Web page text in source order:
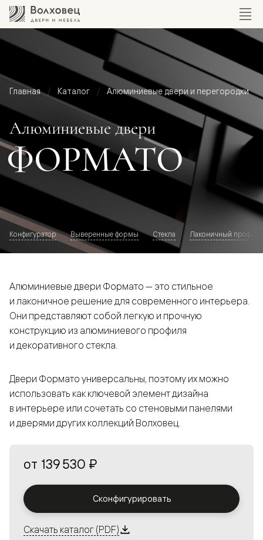
Главная Каталог Алюминиевые двери и перегородки
Алюминиевые двери
ФОРМАТО
Конфигуратор Выверенные формы Стекла Лаконичный профиль
Алюминиевые двери Формато — это стильное
и лаконичное решение для современного интерьера.
Они представляют собой легкую и прочную
конструкцию из алюминиевого профиля
и декоративного стекла.
Двери Формато универсальны, поэтому их можно
использовать как ключевой элемент дизайна
в интерьере или сочетать со стеновыми панелями
и дверями других коллекций Волховец.
от 139 530 ₽
Сконфигурировать
Скачать каталог (PDF)